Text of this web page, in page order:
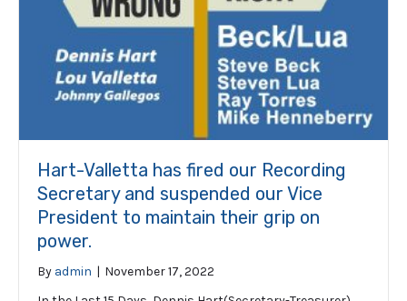
Hart-Valletta has fired our Recording
Secretary and suspended our Vice
President to maintain their grip on
power.
By admin | November 17, 2022